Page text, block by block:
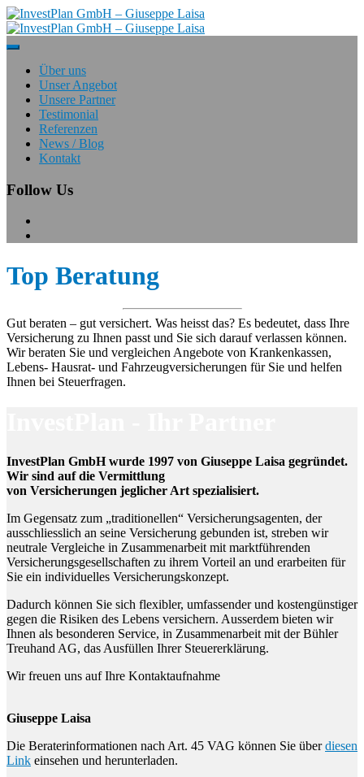
Über uns
Unser Angebot
Unsere Partner
Testimonial
Referenzen
News / Blog
Kontakt
Follow Us
Top Beratung
Gut beraten – gut versichert. Was heisst das? Es bedeutet, dass Ihre
Versicherung zu Ihnen passt und Sie sich darauf verlassen können.
Wir beraten Sie und vergleichen Angebote von Krankenkassen,
Lebens- Hausrat- und Fahrzeugversicherungen für Sie und helfen
Ihnen bei Steuerfragen.
InvestPlan GmbH wurde 1997 von Giuseppe Laisa gegründet.
Wir sind auf die Vermittlung
von Versicherungen jeglicher Art spezialisiert.
Im Gegensatz zum „traditionellen“ Versicherungsagenten, der
ausschliesslich an seine Versicherung gebunden ist, streben wir
neutrale Vergleiche in Zusammenarbeit mit marktführenden
Versicherungsgesellschaften zu ihrem Vorteil an und erarbeiten für
Sie ein individuelles Versicherungskonzept.
Dadurch können Sie sich flexibler, umfassender und kostengünstiger
gegen die Risiken des Lebens versichern. Ausserdem bieten wir
Ihnen als besonderen Service, in Zusammenarbeit mit der Bühler
Treuhand AG, das Ausfüllen Ihrer Steuererklärung.
Wir freuen uns auf Ihre Kontaktaufnahme
Giuseppe Laisa
Die Beraterinformationen nach Art. 45 VAG können Sie überdiesen
Link einsehen und herunterladen.